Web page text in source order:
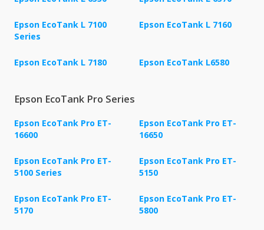
Epson EcoTank L 7100
Series
Epson EcoTank L 7160
Epson EcoTank L 7180 Epson EcoTank L6580
Epson EcoTank Pro Series
Epson EcoTank Pro ET-
16600
Epson EcoTank Pro ET-
16650
Epson EcoTank Pro ET-
5100 Series
Epson EcoTank Pro ET-
5150
Epson EcoTank Pro ET-
5170
Epson EcoTank Pro ET-
5800